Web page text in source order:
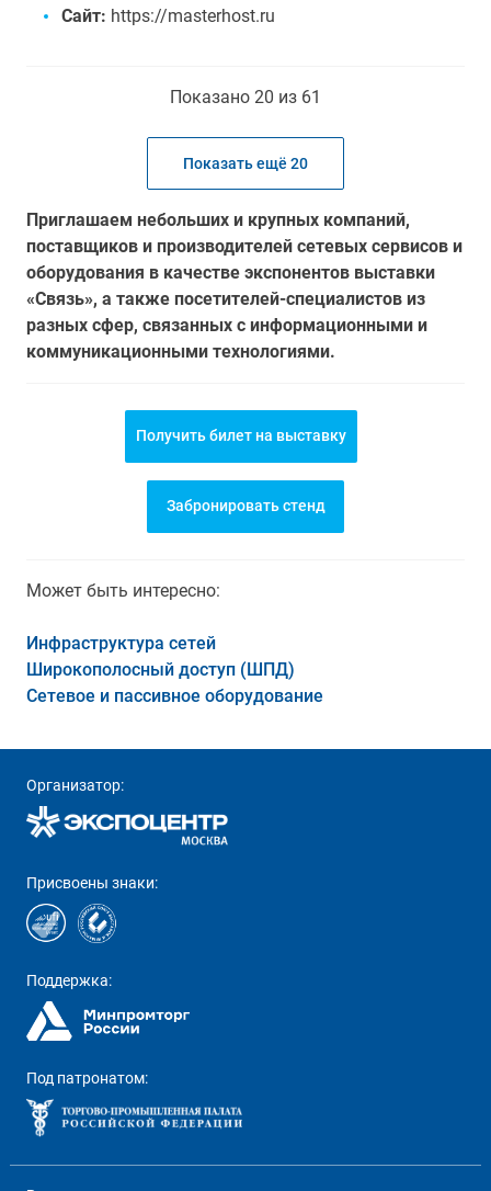
Сайт: https://masterhost.ru
Показано 20 из 61
Показать ещё 20
Приглашаем небольших и крупных компаний,
поставщиков и производителей сетевых сервисов и
оборудования в качестве экспонентов выставки
«Связь», а также посетителей-специалистов из
разных сфер, связанных с информационными и
коммуникационными технологиями.
Получить билет на выставку
Забронировать стенд
Может быть интересно:
Инфраструктура сетей
Широкополосный доступ (ШПД)
Сетевое и пассивное оборудование
Организатор:
Присвоены знаки:
Поддержка:
Под патронатом: